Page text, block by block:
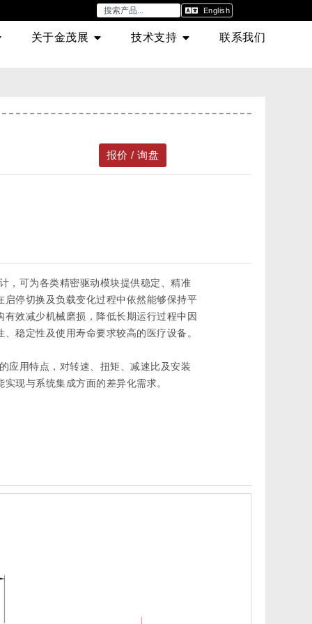
English
关于金茂展 技术支持 联系我们
报价 / 询盘
，可为各类精密驱动模块提供稳定、精准
停切换及负载变化过程中依然能够保持平
效减少机械磨损，降低长期运行过程中因
稳定性及使用寿命要求较高的医疗设备。
应用特点，对转速、扭矩、减速比及安装
现与系统集成方面的差异化需求。